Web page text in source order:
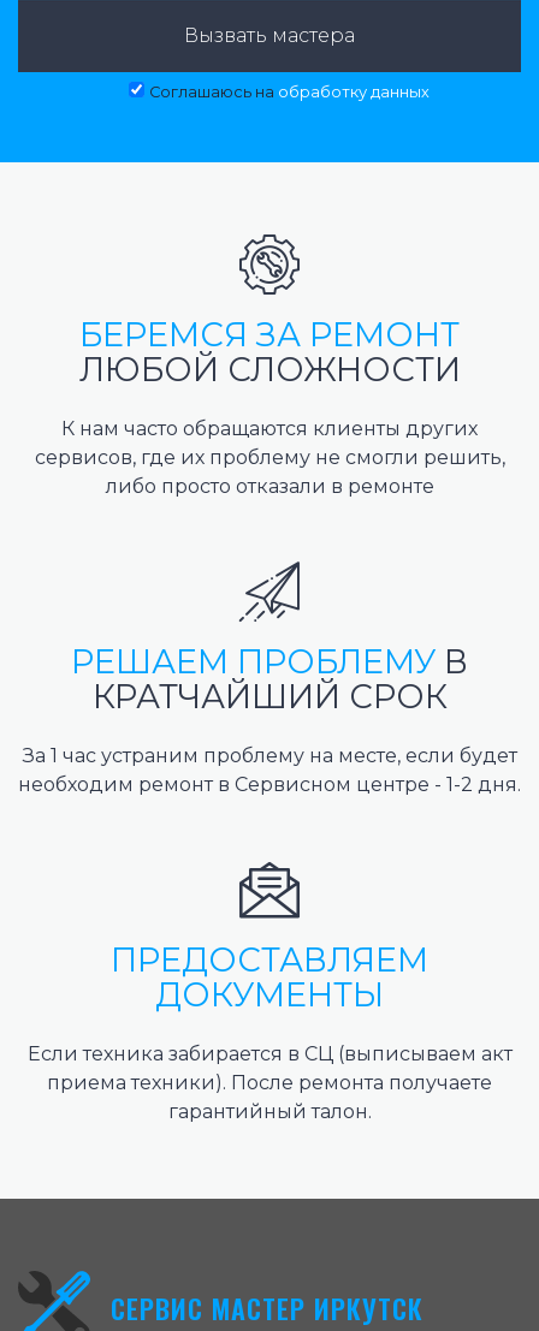
Вызвать мастера
Соглашаюсь на обработку данных
БЕРЕМСЯ ЗА РЕМОНТ
ЛЮБОЙ СЛОЖНОСТИ
К нам часто обращаются клиенты других
сервисов, где их проблему не смогли решить,
либо просто отказали в ремонте
РЕШАЕМ ПРОБЛЕМУ В
КРАТЧАЙШИЙ СРОК
За 1 час устраним проблему на месте, если будет
необходим ремонт в Сервисном центре - 1-2 дня.
ПРЕДОСТАВЛЯЕМ
ДОКУМЕНТЫ
Если техника забирается в СЦ (выписываем акт
приема техники). После ремонта получаете
гарантийный талон.
СЕРВИС МАСТЕР ИРКУТСК